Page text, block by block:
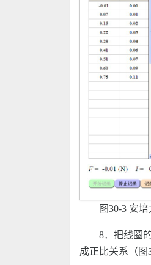
图30-3 安
8．把线圈
成正比关系（图